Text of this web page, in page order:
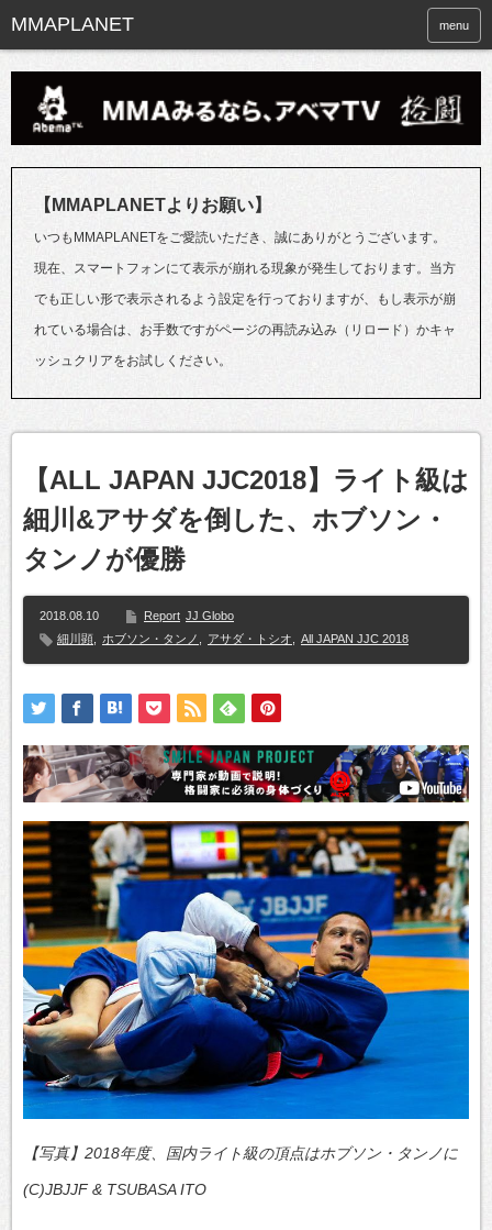
menu
【MMAPLANETよりお願い】
いつもMMAPLANETをご愛読いただき、誠にありがとうございます。
現在、スマートフォンにて表示が崩れる現象が発生しております。当方
でも正しい形で表示されるよう設定を行っておりますが、もし表示が崩
れている場合は、お手数ですがページの再読み込み（リロード）かキャ
ッシュクリアをお試しください。
【ALL JAPAN JJC2018】ライト級は
細川&アサダを倒した、ホブソン・
タンノが優勝
2018.08.10 Report JJ Globo
細川顕
ホブソン・タンノ アサダ・トシオ All JAPAN JJC 2018
【写真】2018年度、国内ライト級の頂点はホブソン・タンノに
(C)JBJJF & TSUBASA ITO